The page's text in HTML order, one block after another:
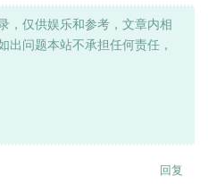
，仅供娱乐和参考，文章内相
出问题本站不承担任何责任，
回复